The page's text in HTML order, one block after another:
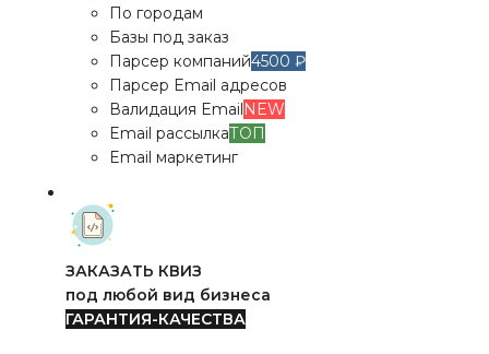
По городам
Базы под заказ
Парсер компаний4500 ₽
Парсер Email адресов
Валидация EmailNEW
Email рассылкаТОП
Email маркетинг
ЗАКАЗАТЬ КВИЗ
под любой вид бизнеса
ГАРАНТИЯ-КАЧЕСТВА